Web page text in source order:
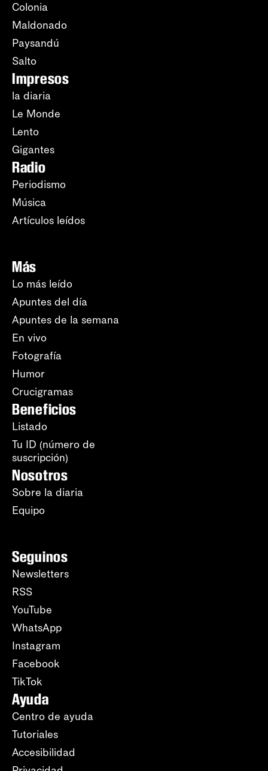
Colonia
Maldonado
Paysandú
Salto
Impresos
la diaria
Le Monde
Lento
Gigantes
Radio
Periodismo
Música
Artículos leídos
Más
Lo más leído
Apuntes del día
Apuntes de la semana
En vivo
Fotografía
Humor
Crucigramas
Beneficios
Listado
Tu ID (número de
suscripción)
Nosotros
Sobre la diaria
Equipo
Seguinos
Newsletters
RSS
YouTube
WhatsApp
Instagram
Facebook
TikTok
Ayuda
Centro de ayuda
Tutoriales
Accesibilidad